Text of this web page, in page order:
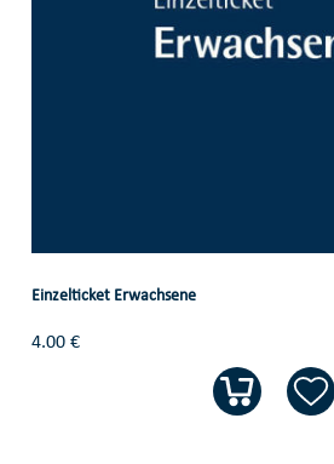
Einzelticket Erwachsene
4.00 €